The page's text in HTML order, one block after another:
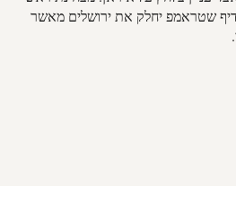
שטראמפ יחלק את ירושלים מאשר